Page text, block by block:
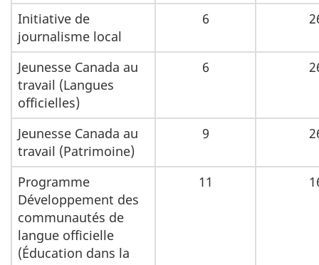
Initiative de
journalisme local
6
Jeunesse Canada au
travail (Langues
officielles)
6
Jeunesse Canada au
travail (Patrimoine)
9
Programme
Développement des
communautés de
langue officielle
(Éducation dans la
11